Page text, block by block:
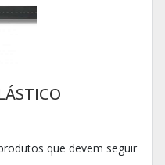
que devem seguir